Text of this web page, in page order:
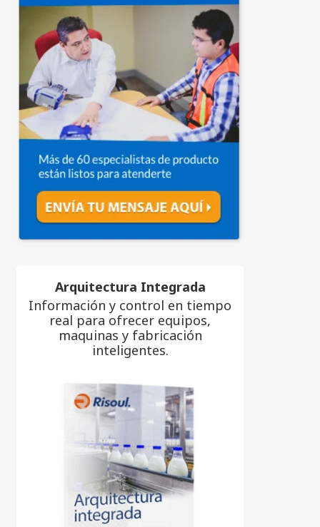
Arquitectura Integrada
Información y control en tiempo
real para ofrecer equipos,
maquinas y fabricación
inteligentes.